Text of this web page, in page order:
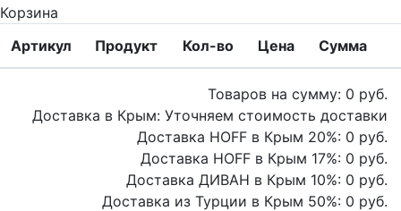
Корзина
Артикул
Продукт Кол-во Цена Сумма
Товаров на сумму: 0 руб.
Доставка в Крым: Уточняем стоимость доставки
Доставка HOFF в Крым 20%: 0 руб.
Доставка HOFF в Крым 17%: 0 руб.
Доставка ДИВАН в Крым 10%: 0 руб.
Доставка из Турции в Крым 50%: 0 руб.